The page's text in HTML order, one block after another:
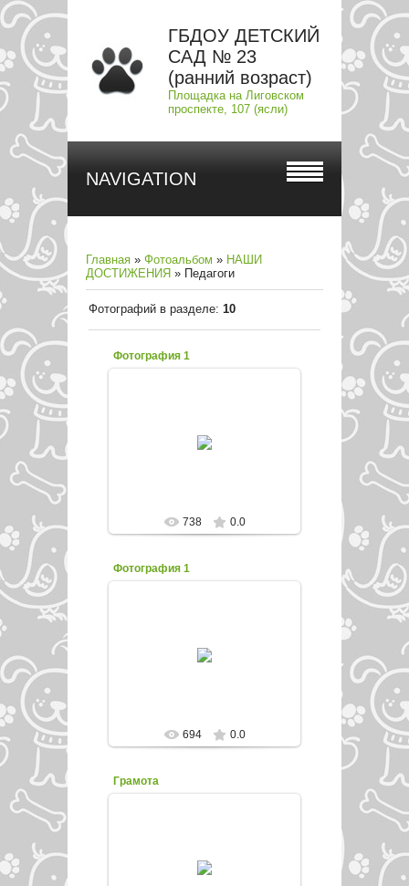
ГБДОУ ДЕТСКИЙ
САД № 23
(ранний возраст)
Площадка на Лиговском
проспекте, 107 (ясли)
NAVIGATION
Главная » Фотоальбом » НАШИ
ДОСТИЖЕНИЯ » Педагоги
Фотографий в разделе: 10
Фотография 1
738 0.0
Фотография 1
694 0.0
Грамота